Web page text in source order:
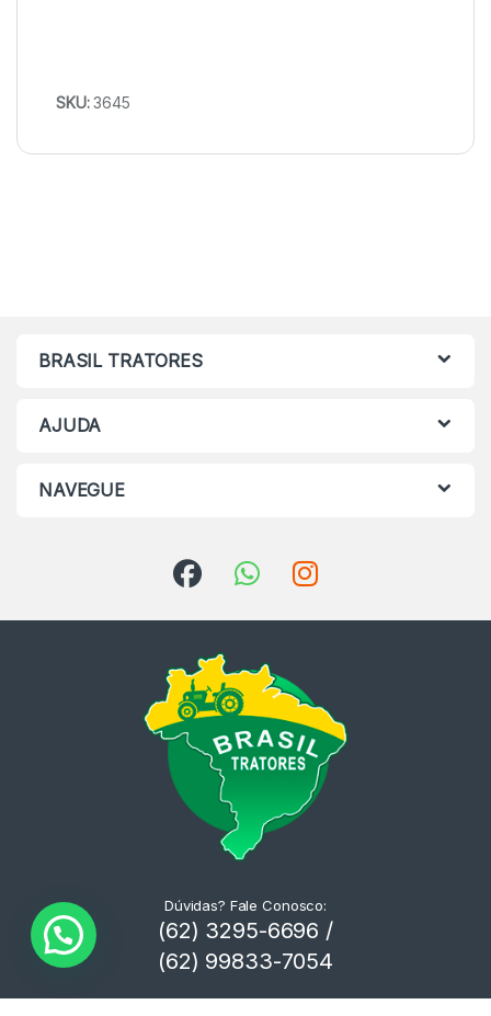
SKU:3645
BRASIL TRATORES
AJUDA
NAVEGUE
Dúvidas? Fale Conosco:
(62) 3295-6696 /
(62) 99833-7054